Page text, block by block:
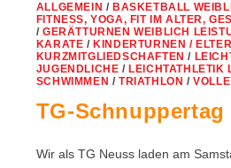
ALLGEMEIN / BASKETBALL
FITNESS, YOGA, FIT IM ALTER,
/GERÄTTURNEN WEIBLICH
KARATE / KINDERTURNEN /
KURZMITGLIEDSCHAFTEN /
JUGENDLICHE / LEICHTATHLETIK
SCHWIMMEN /TRIATHLON /
TG-Schnuppertag
Wir als TG Neuss laden am